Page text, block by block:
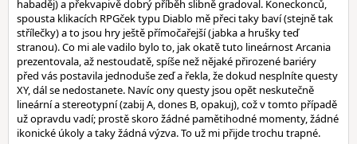
habaděj) a překvapivě dobrý příběh slibně gradoval. Koneckonců,
spousta klikacích RPGček typu Diablo mě přeci taky baví (stejně tak
střílečky) a to jsou hry ještě přímočařejší (jabka a hrušky teď
stranou). Co mi ale vadilo bylo to, jak okatě tuto lineárnost Arcania
prezentovala, až nestoudatě, spíše než nějaké přirozené bariéry
před vás postavila jednoduše zeď a řekla, že dokud nesplníte questy
XY, dál se nedostanete. Navíc ony questy jsou opět neskutečně
lineární a stereotypní (zabij A, dones B, opakuj), což v tomto případě
už opravdu vadí; prostě skoro žádné pamětihodné momenty, žádné
ikonické úkoly a taky žádná výzva. To už mi přijde trochu trapné.